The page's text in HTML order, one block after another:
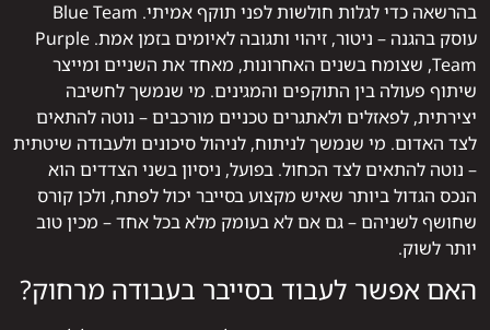
בהרשאה כדי לגלות חולשות לפני תוקף אמיתי. Blue Team
עוסק בהגנה – ניטור, זיהוי ותגובה לאיומים בזמן אמת. Purple
Team, שצומח בשנים האחרונות, מאחד את השניים ומייצר
שיתוף פעולה בין התוקפים והמגינים. מי שנמשך לחשיבה
יצירתית, לפאזלים ולאתגרים טכניים מורכבים – נוטה להתאים
לצד האדום. מי שנמשך לניתוח, לניהול סיכונים ולעבודה שיטתית
– נוטה להתאים לצד הכחול. בפועל, ניסיון בשני הצדדים הוא
הנכס הגדול ביותר שאיש מקצוע בסייבר יכול לפתח, ולכן קורס
שחושף לשניהם – גם אם לא בעומק מלא בכל אחד – מכין טוב
יותר לשוק.
האם אפשר לעבוד בסייבר בעבודה מרחוק?